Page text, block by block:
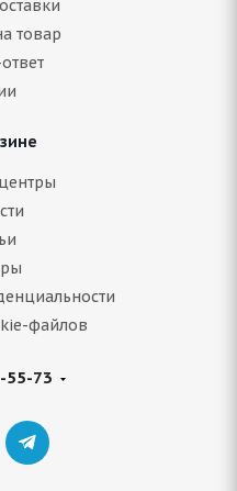
45 R21 113V RF
товар
файлов
55-73